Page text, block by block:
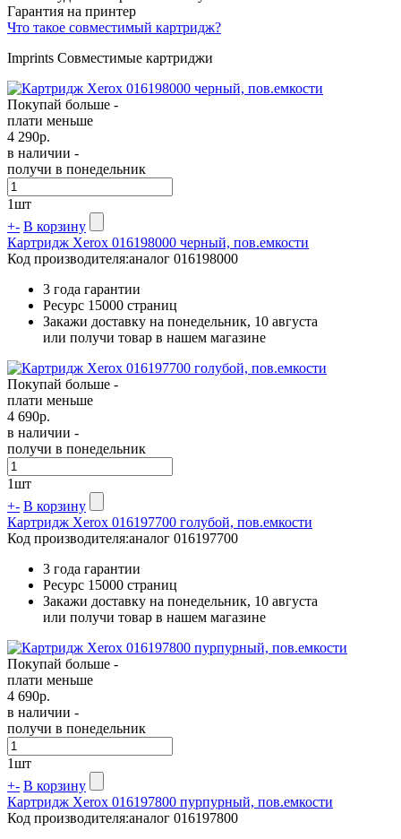
Гарантия на принтер
Что такое совместимый картридж?
Imprints Совместимые картриджи
Покупай больше -
плати меньше
4 290р.
в наличии -
получи в понедельник
1шт
+- В корзину
Картридж Xerox 016198000 черный, пов.емкости
Код производителя:аналог 016198000
3 года гарантии
Ресурс 15000 страниц
Закажи доставку на понедельник, 10 августа
или получи товар в нашем магазине
Покупай больше -
плати меньше
4 690р.
в наличии -
получи в понедельник
1шт
+- В корзину
Картридж Xerox 016197700 голубой, пов.емкости
Код производителя:аналог 016197700
3 года гарантии
Ресурс 15000 страниц
Закажи доставку на понедельник, 10 августа
или получи товар в нашем магазине
Покупай больше -
плати меньше
4 690р.
в наличии -
получи в понедельник
1шт
+- В корзину
Картридж Xerox 016197800 пурпурный, пов.емкости
Код производителя:аналог 016197800